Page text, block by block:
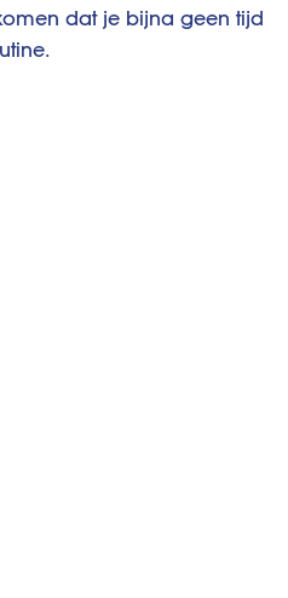
dat je bijna geen tijd